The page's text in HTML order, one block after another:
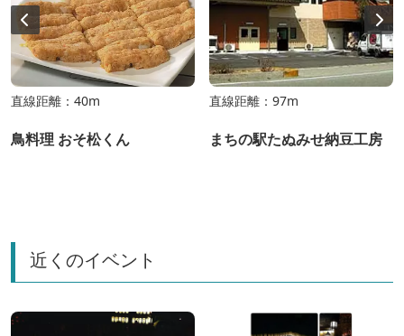
直線距離：40m
鳥料理 おそ松くん
直線距離：97m
まちの駅たぬみせ納豆工房
近くのイベント